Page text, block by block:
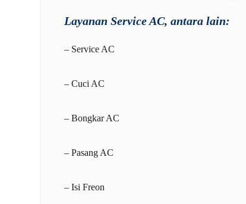
Layanan Service AC, antara lain:
– Service AC
– Cuci AC
– Bongkar AC
– Pasang AC
– Isi Freon